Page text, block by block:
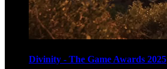
Divinity - The Game Awards 2025